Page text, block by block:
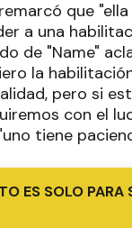
que
a una
de "Name"
la
pero si
con el
tiene
ES SOLO PARA